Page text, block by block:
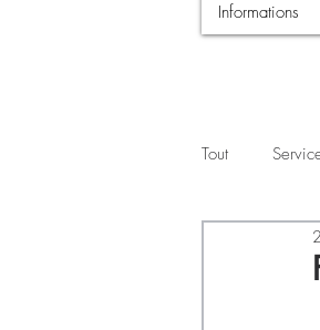
Informations
Tout
Santé -